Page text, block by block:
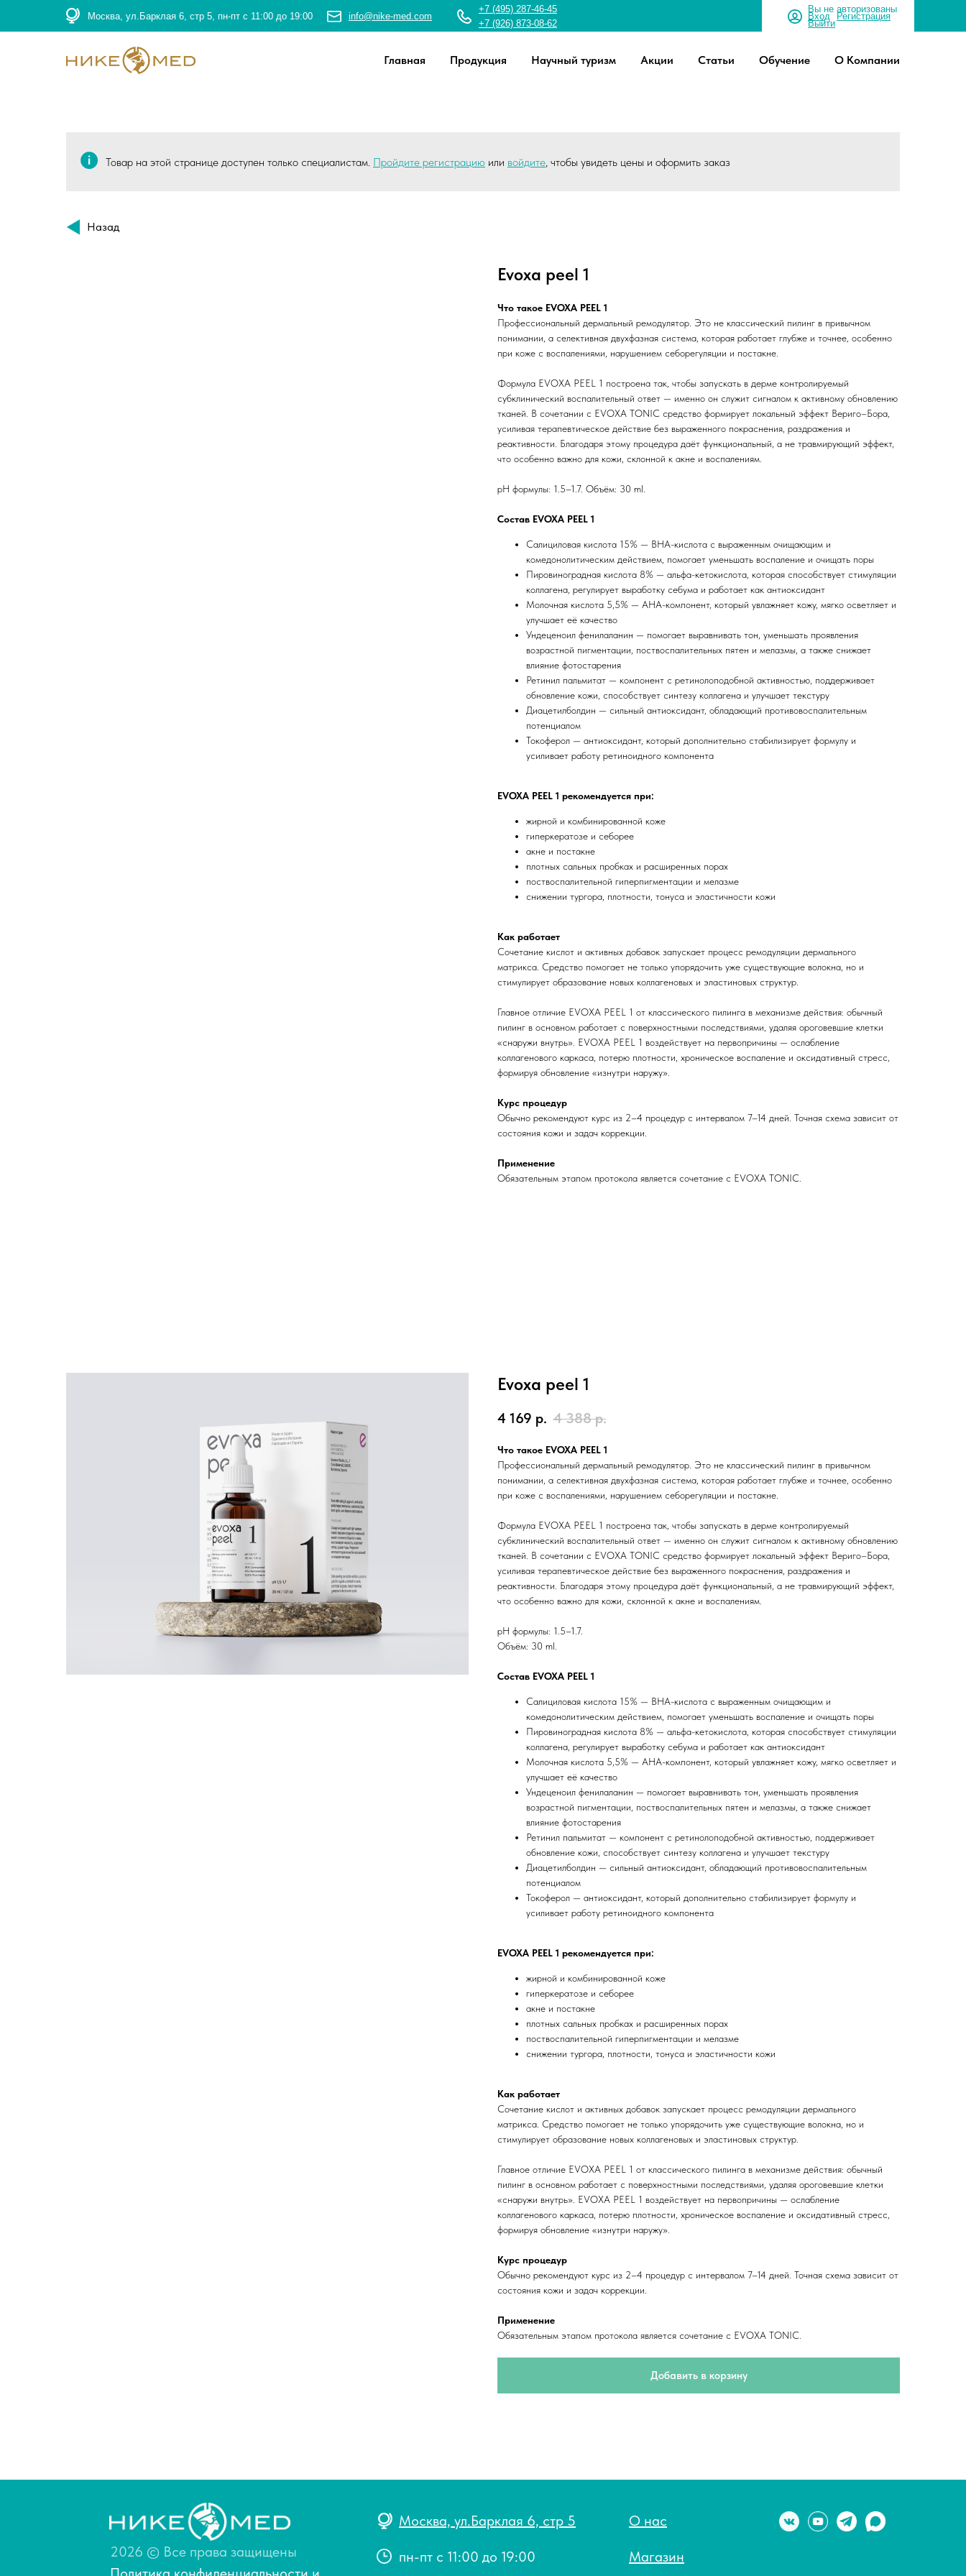
Выйти
Москва, ул.Барклая 6, стр 5, пн-пт с 11:00 до 19:00 info@nike-med.com
+7 (495) 287-46-45
+7 (926) 873-08-62
Вы не авторизованы
Вход Регистрация
Главная Продукция Научный туризм Акции Статьи Обучение О Компании
Товар на этой странице доступен только специалистам. Пройдите регистрацию или войдите, чтобы увидеть цены и оформить заказ
Назад
Evoxa peel 1
Что такое EVOXA PEEL 1
Профессиональный дермальный ремодулятор. Это не классический пилинг в привычном
понимании, а селективная двухфазная система, которая работает глубже и точнее, особенно
при коже с воспалениями, нарушением себорегуляции и постакне.
Формула EVOXA PEEL 1 построена так, чтобы запускать в дерме контролируемый
субклинический воспалительный ответ — именно он служит сигналом к активному обновлению
тканей. В сочетании с EVOXA TONIC средство формирует локальный эффект Вериго–Бора,
усиливая терапевтическое действие без выраженного покраснения, раздражения и
реактивности. Благодаря этому процедура даёт функциональный, а не травмирующий эффект,
что особенно важно для кожи, склонной к акне и воспалениям.
pH формулы: 1.5–1.7. Объём: 30 ml.
Состав EVOXA PEEL 1
Салициловая кислота 15% — BHA-кислота с выраженным очищающим и
комедонолитическим действием, помогает уменьшать воспаление и очищать поры
Пировиноградная кислота 8% — альфа-кетокислота, которая способствует стимуляции
коллагена, регулирует выработку себума и работает как антиоксидант
Молочная кислота 5,5% — AHA-компонент, который увлажняет кожу, мягко осветляет и
улучшает её качество
Ундеценоил фенилаланин — помогает выравнивать тон, уменьшать проявления
возрастной пигментации, поствоспалительных пятен и мелазмы, а также снижает
влияние фотостарения
Ретинил пальмитат — компонент с ретинолоподобной активностью, поддерживает
обновление кожи, способствует синтезу коллагена и улучшает текстуру
Диацетилболдин — сильный антиоксидант, обладающий противовоспалительным
потенциалом
Токоферол — антиоксидант, который дополнительно стабилизирует формулу и
усиливает работу ретиноидного компонента
EVOXA PEEL 1 рекомендуется при:
жирной и комбинированной коже
гиперкератозе и себорее
акне и постакне
плотных сальных пробках и расширенных порах
поствоспалительной гиперпигментации и мелазме
снижении тургора, плотности, тонуса и эластичности кожи
Как работает
Сочетание кислот и активных добавок запускает процесс ремодуляции дермального
матрикса. Средство помогает не только упорядочить уже существующие волокна, но и
стимулирует образование новых коллагеновых и эластиновых структур.
Главное отличие EVOXA PEEL 1 от классического пилинга в механизме действия: обычный
пилинг в основном работает с поверхностными последствиями, удаляя ороговевшие клетки
«снаружи внутрь». EVOXA PEEL 1 воздействует на первопричины — ослабление
коллагенового каркаса, потерю плотности, хроническое воспаление и оксидативный стресс,
формируя обновление «изнутри наружу».
Курс процедур
Обычно рекомендуют курс из 2–4 процедур с интервалом 7–14 дней. Точная схема зависит от
состояния кожи и задач коррекции.
Применение
Обязательным этапом протокола является сочетание с EVOXA TONIC.
Evoxa peel 1
4 169 р. 4 388 р.
Что такое EVOXA PEEL 1
Профессиональный дермальный ремодулятор. Это не классический пилинг в привычном
понимании, а селективная двухфазная система, которая работает глубже и точнее, особенно
при коже с воспалениями, нарушением себорегуляции и постакне.
Формула EVOXA PEEL 1 построена так, чтобы запускать в дерме контролируемый
субклинический воспалительный ответ — именно он служит сигналом к активному обновлению
тканей. В сочетании с EVOXA TONIC средство формирует локальный эффект Вериго–Бора,
усиливая терапевтическое действие без выраженного покраснения, раздражения и
реактивности. Благодаря этому процедура даёт функциональный, а не травмирующий эффект,
что особенно важно для кожи, склонной к акне и воспалениям.
pH формулы: 1.5–1.7.
Объём: 30 ml.
Состав EVOXA PEEL 1
Салициловая кислота 15% — BHA-кислота с выраженным очищающим и
комедонолитическим действием, помогает уменьшать воспаление и очищать поры
Пировиноградная кислота 8% — альфа-кетокислота, которая способствует стимуляции
коллагена, регулирует выработку себума и работает как антиоксидант
Молочная кислота 5,5% — AHA-компонент, который увлажняет кожу, мягко осветляет и
улучшает её качество
Ундеценоил фенилаланин — помогает выравнивать тон, уменьшать проявления
возрастной пигментации, поствоспалительных пятен и мелазмы, а также снижает
влияние фотостарения
Ретинил пальмитат — компонент с ретинолоподобной активностью, поддерживает
обновление кожи, способствует синтезу коллагена и улучшает текстуру
Диацетилболдин — сильный антиоксидант, обладающий противовоспалительным
потенциалом
Токоферол — антиоксидант, который дополнительно стабилизирует формулу и
усиливает работу ретиноидного компонента
EVOXA PEEL 1 рекомендуется при:
жирной и комбинированной коже
гиперкератозе и себорее
акне и постакне
плотных сальных пробках и расширенных порах
поствоспалительной гиперпигментации и мелазме
снижении тургора, плотности, тонуса и эластичности кожи
Как работает
Сочетание кислот и активных добавок запускает процесс ремодуляции дермального
матрикса. Средство помогает не только упорядочить уже существующие волокна, но и
стимулирует образование новых коллагеновых и эластиновых структур.
Главное отличие EVOXA PEEL 1 от классического пилинга в механизме действия: обычный
пилинг в основном работает с поверхностными последствиями, удаляя ороговевшие клетки
«снаружи внутрь». EVOXA PEEL 1 воздействует на первопричины — ослабление
коллагенового каркаса, потерю плотности, хроническое воспаление и оксидативный стресс,
формируя обновление «изнутри наружу».
Курс процедур
Обычно рекомендуют курс из 2–4 процедур с интервалом 7–14 дней. Точная схема зависит от
состояния кожи и задач коррекции.
Применение
Обязательным этапом протокола является сочетание с EVOXA TONIC.
Добавить в корзину
2026 © Все права защищены
Москва, ул.Барклая 6, стр 5
пн-пт с 11:00 до 19:00
О нас
Магазин